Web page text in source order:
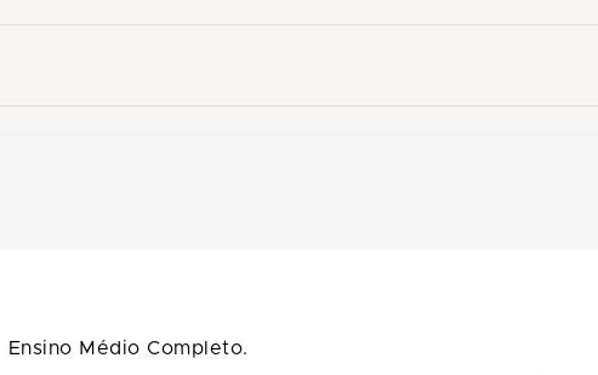
Ensino Médio Completo.